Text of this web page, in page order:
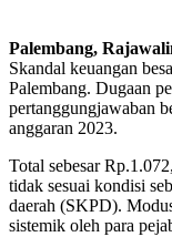
Palembang,
‎Skandal keuangan
Palembang. Dugaan
pertanggungjawaban
anggaran 2023.
‎Total sebesar
tidak sesuai kondisi
daerah (SKPD).
sistemik oleh para